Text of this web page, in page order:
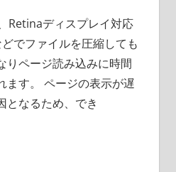
Retinaディスプレイ対応
どでファイルを圧縮しても
りページ読み込みに時間
ます。 ページの表示が遅
となるため、でき